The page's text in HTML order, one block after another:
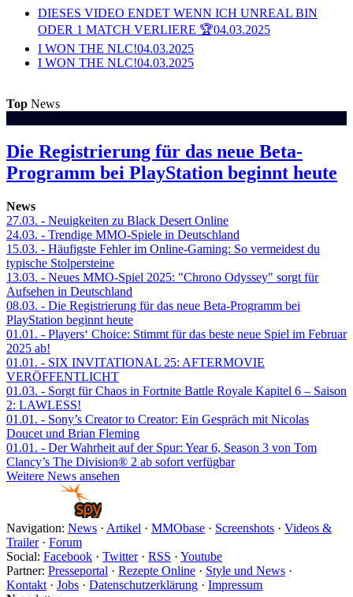
DIESES VIDEO ENDET WENN ICH UNREAL BIN
ODER 1 MATCH VERLIERE 🏆04.03.2025
I WON THE NLC!04.03.2025
I WON THE NLC!04.03.2025
Top News
Die Registrierung für das neue Beta-
Programm bei PlayStation beginnt heute
News
27.03. - Neuigkeiten zu Black Desert Online
24.03. - Trendige MMO-Spiele in Deutschland
15.03. - Häufigste Fehler im Online-Gaming: So vermeidest du
typische Stolpersteine
13.03. - Neues MMO-Spiel 2025: "Chrono Odyssey" sorgt für
Aufsehen in Deutschland
08.03. - Die Registrierung für das neue Beta-Programm bei
PlayStation beginnt heute
01.01. - Players‘ Choice: Stimmt für das beste neue Spiel im Februar
2025 ab!
01.01. - SIX INVITATIONAL 25: AFTERMOVIE
VERÖFFENTLICHT
01.03. - Sorgt für Chaos in Fortnite Battle Royale Kapitel 6 – Saison
2: LAWLESS!
01.01. - Sony’s Creator to Creator: Ein Gespräch mit Nicolas
Doucet und Brian Fleming
01.01. - Der Wahrheit auf der Spur: Year 6, Season 3 von Tom
Clancy’s The Division® 2 ab sofort verfügbar
Weitere News ansehen
Navigation: News · Artikel · MMObase · Screenshots · Videos &
Trailer· Forum
Social: Facebook · Twitter· RSS · Youtube
Partner: Presseportal · Rezepte Online · Style und News ·
Kontakt · Jobs · Datenschutzerklärung · Impressum